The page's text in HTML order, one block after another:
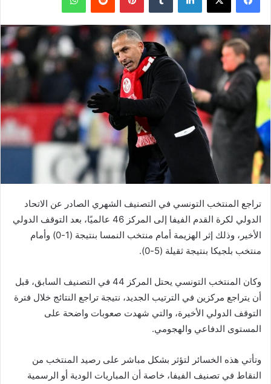
تراجع المنتخب التونسي في التصنيف الشهري الصادر عن الاتحاد
الدولي لكرة القدم الفيفا إلى المركز 46 عالميًا، بعد التوقف الدولي
الأخير، وذلك إثر الهزيمة أمام منتخب النمسا بنتيجة (1-0) وأمام
منتخب بلجيكا بنتيجة ثقيلة (5-0).
وكان المنتخب التونسي يحتل المركز 44 في التصنيف السابق، قبل
أن يتراجع مركزين في الترتيب الجديد، نتيجة تراجع النتائج خلال فترة
التوقف الدولي الأخيرة، والتي شهدت صعوبات واضحة على
المستوى الدفاعي والهجومي.
وتأتي هذه الخسائر لتؤثر بشكل مباشر على رصيد المنتخب من
النقاط في تصنيف الفيفا، خاصة أن المباريات الودية أو الرسمية